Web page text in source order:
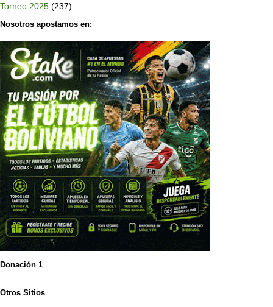
Torneo 2025 (237)
Nosotros apostamos en:
Donación 1
Otros Sitios